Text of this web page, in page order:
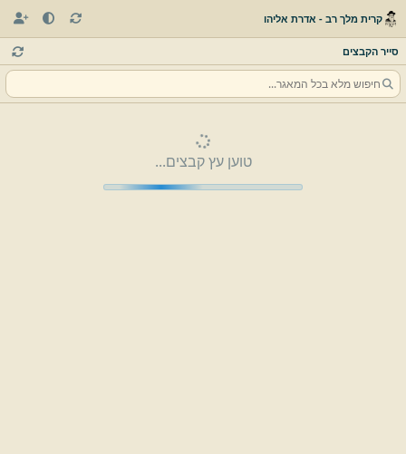
קרית מלך רב - אדרת אליהו
סייר הקבצים
טוען עץ קבצים...